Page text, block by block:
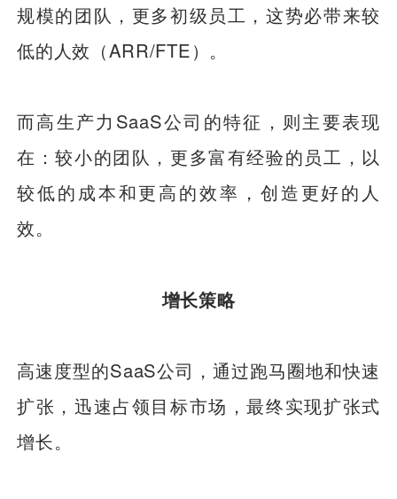
规模的团队，更多初级员工，这势必带来较
低的人效（ARR/FTE）。
而高生产力SaaS公司的特征，则主要表现
在：较小的团队，更多富有经验的员工，以
较低的成本和更高的效率，创造更好的人
效。
增长策略
高速度型的SaaS公司，通过跑马圈地和快速
扩张，迅速占领目标市场，最终实现扩张式
增长。